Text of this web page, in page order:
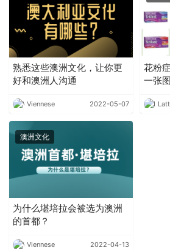
熟悉这些澳洲文化，让你更
好和澳洲人沟通
Viennese 2022-05-07
花粉
一张
澳洲文化
为什么堪培拉会被选为澳洲
的首都？
Viennese 2022-04-13